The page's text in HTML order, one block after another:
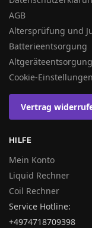
AGB
Altersprüfung und
Batterieentsorgung
Altgeräteentsorgung
Cookie-Einstellungen
Vertrag
HILFE
Mein Konto
Liquid Rechner
Coil Rechner
Service Hotline:
+4974718709398